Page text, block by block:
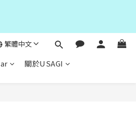
關於USAGI
繁體中文